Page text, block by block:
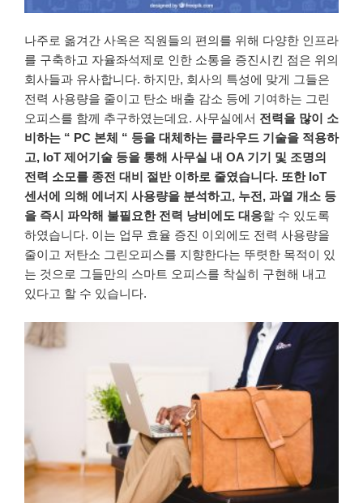
나주로 옮겨간 사옥은 직원들의 편의를 위해 다양한 인프라
를 구축하고 자율좌석제로 인한 소통을 증진시킨 점은 위의
회사들과 유사합니다. 하지만, 회사의 특성에 맞게 그들은
전력 사용량을 줄이고 탄소 배출 감소 등에 기여하는 그린
오피스를 함께 추구하였는데요. 사무실에서 전력을 많이 소
비하는 “ PC 본체 “ 등을 대체하는 클라우드 기술을 적용하
고, IoT 제어기술 등을 통해 사무실 내 OA 기기 및 조명의
전력 소모를 종전 대비 절반 이하로 줄였습니다. 또한 IoT
센서에 의해 에너지 사용량을 분석하고, 누전, 과열 개소 등
을 즉시 파악해 불필요한 전력 낭비에도 대응할 수 있도록
하였습니다. 이는 업무 효율 증진 이외에도 전력 사용량을
줄이고 저탄소 그린오피스를 지향한다는 뚜렷한 목적이 있
는 것으로 그들만의 스마트 오피스를 착실히 구현해 내고
있다고 할 수 있습니다.